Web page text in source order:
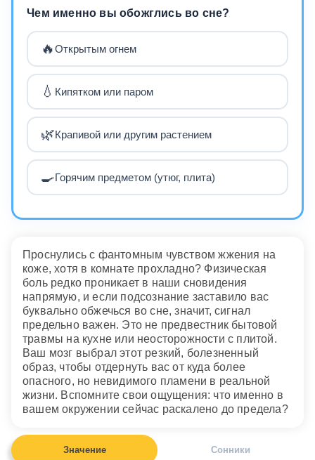
Чем именно вы обожглись во сне?
🔥Открытым огнем
💧 Кипятком или паром
🌿Крапивой или другим растением
🍳Горячим предметом (утюг, плита)
Проснулись с фантомным чувством жжения на
коже, хотя в комнате прохладно? Физическая
боль редко проникает в наши сновидения
напрямую, и если подсознание заставило вас
буквально обжечься во сне, значит, сигнал
предельно важен. Это не предвестник бытовой
травмы на кухне или неосторожности с плитой.
Ваш мозг выбрал этот резкий, болезненный
образ, чтобы отдернуть вас от куда более
опасного, но невидимого пламени в реальной
жизни. Вспомните свои ощущения: что именно в
вашем окружении сейчас раскалено до предела?
Значение Сонники